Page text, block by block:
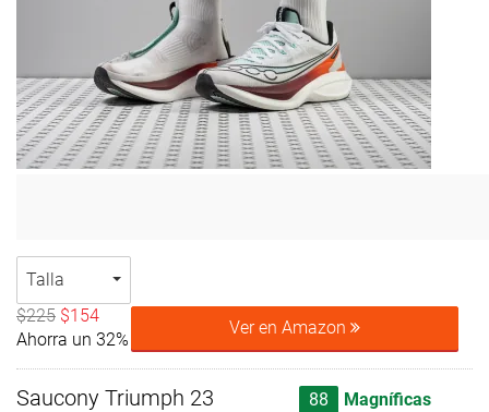
Talla
$225 $154
Ahorra un 32%
Ver en Amazon
Saucony Triumph 23 88 Magníficas